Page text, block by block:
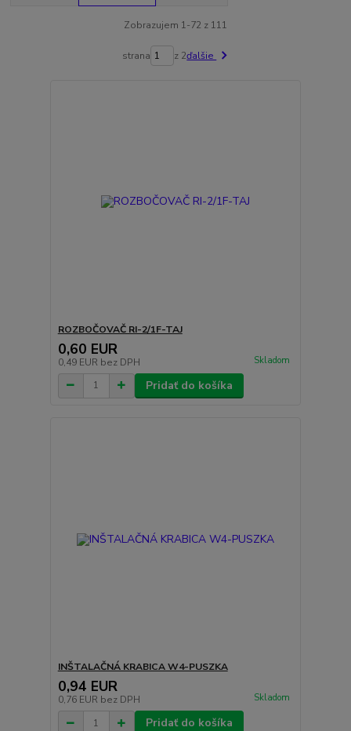
Zobrazujem 1-72 z 111
strana z 2ďalšie
ROZBOČOVAČ RI-2/1F-TAJ
0,60 EUR
0,49 EUR bez DPH Skladom
Pridať do košíka
INŠTALAČNÁ KRABICA W4-PUSZKA
0,94 EUR
0,76 EUR bez DPH Skladom
Pridať do košíka